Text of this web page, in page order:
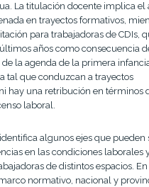
La titulación docente implica el
en trayectos formativos,
para trabajadoras de CDIs,
años como consecuencia
la agenda de la primera
tal que conduzcan a trayectos
hay una retribución en términos
laboral.
algunos ejes que pueden
en las condiciones laborales
de distintos espacios.
normativo, nacional y